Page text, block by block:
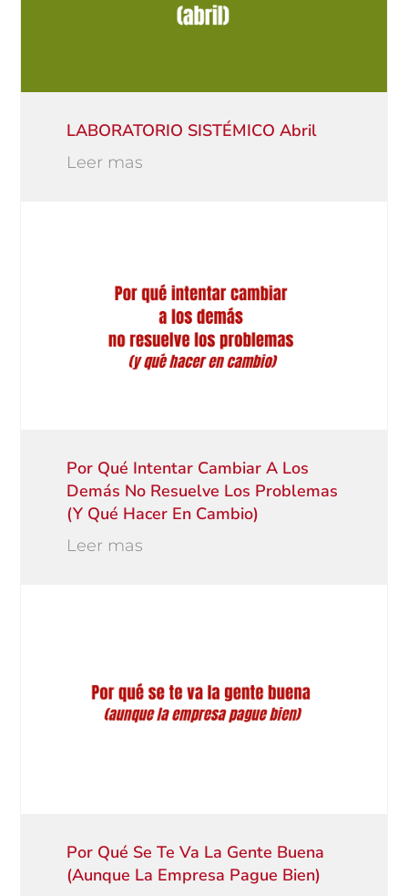
LABORATORIO SISTÉMICO Abril
Leer mas
Por Qué Intentar Cambiar A Los
Demás No Resuelve Los Problemas
(y Qué Hacer En Cambio)
Leer mas
Por Qué Se Te Va La Gente Buena
(aunque La Empresa Pague Bien)